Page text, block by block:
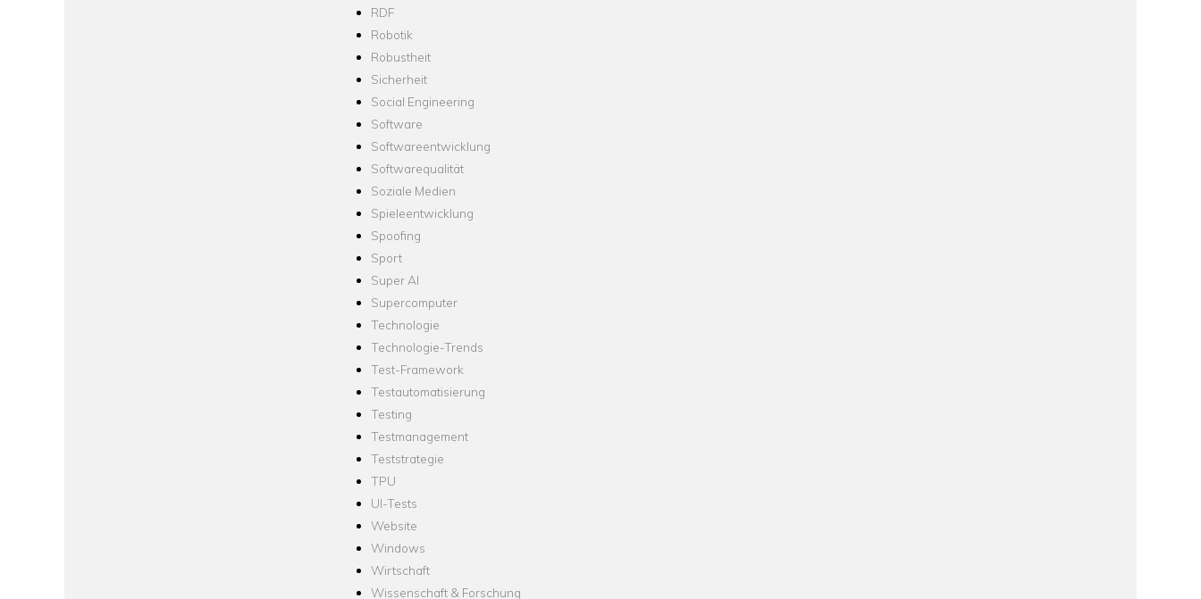
RDF
Robotik
Robustheit
Sicherheit
Social Engineering
Software
Softwareentwicklung
Softwarequalität
Soziale Medien
Spieleentwicklung
Spoofing
Sport
Super AI
Supercomputer
Technologie
Technologie-Trends
Test-Framework
Testautomatisierung
Testing
Testmanagement
Teststrategie
TPU
UI-Tests
Website
Windows
Wirtschaft
Wissenschaft & Forschung